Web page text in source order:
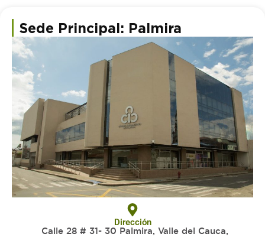
Sede Principal: Palmira
Dirección
Calle 28 # 31- 30 Palmira, Valle del Cauca,